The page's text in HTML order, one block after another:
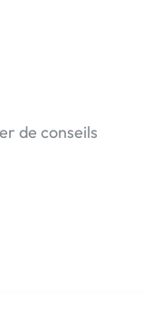
de conseils